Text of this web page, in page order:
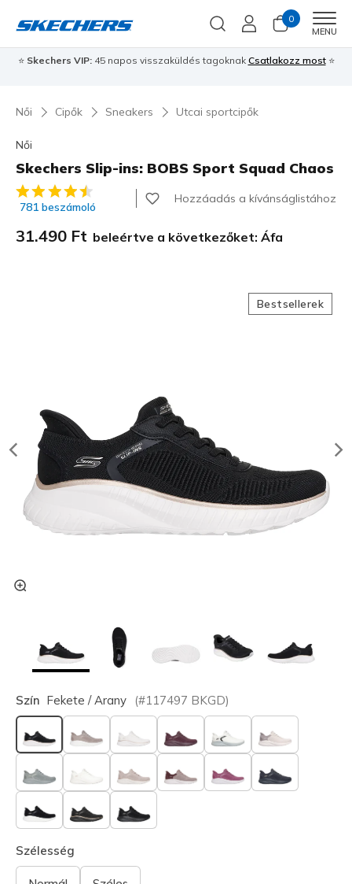
0
MENU
⭐ Skechers VIP:45 napos visszaküldés tagoknak Csatlakozz most⭐
Női Cipők Sneakers Utcai sportcipők
Női
Skechers Slip-ins: BOBS Sport Squad Chaos
5 az 5-ből ügyfélértékelés
781 beszámoló
Hozzáadás a kívánságlistához
31.490 Ft beleértve a következőket: Áfa
Bestsellerek
Szín Fekete / Arany (#117497 BKGD)
kiválasztva
Szélesség